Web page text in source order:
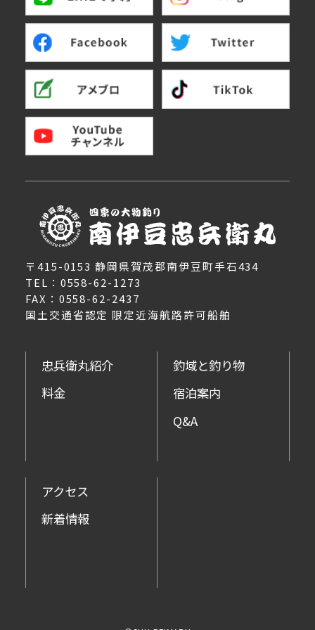
〒415-0153 静岡県賀茂郡南伊豆町手石434
TEL：0558-62-1273
FAX：0558-62-2437
国土交通省認定 限定近海航路許可船舶
忠兵衛丸紹介
料金
釣域と釣り物
宿泊案内
Q&A
アクセス
新着情報